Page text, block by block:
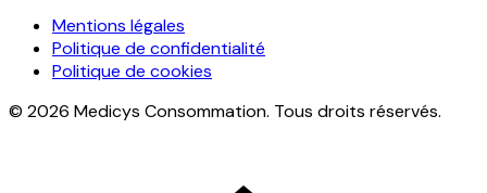
Mentions légales
Politique de confidentialité
Politique de cookies
© 2026 Medicys Consommation. Tous droits réservés.